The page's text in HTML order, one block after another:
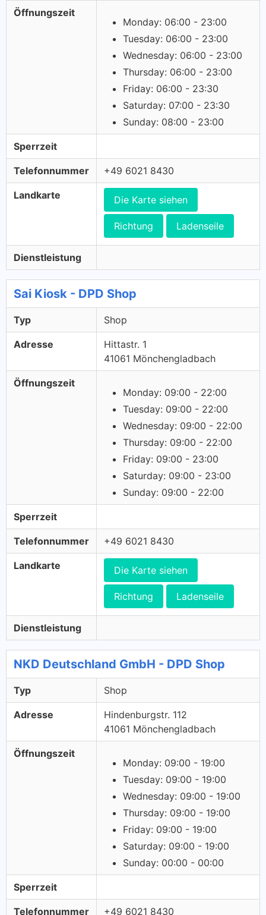
Öffnungszeit
Monday: 06:00 - 23:00
Tuesday: 06:00 - 23:00
Wednesday: 06:00 - 23:00
Thursday: 06:00 - 23:00
Friday: 06:00 - 23:30
Saturday: 07:00 - 23:30
Sunday: 08:00 - 23:00
Sperrzeit
Telefonnummer +49 6021 8430
Landkarte Die Karte siehen
Richtung Ladenseile
Dienstleistung
Sai Kiosk - DPD Shop
Typ Shop
Adresse
Hittastr. 1
41061 Mönchengladbach
Öffnungszeit
Monday: 09:00 - 22:00
Tuesday: 09:00 - 22:00
Wednesday: 09:00 - 22:00
Thursday: 09:00 - 22:00
Friday: 09:00 - 23:00
Saturday: 09:00 - 23:00
Sunday: 09:00 - 22:00
Sperrzeit
Telefonnummer +49 6021 8430
Landkarte Die Karte siehen
Richtung Ladenseile
Dienstleistung
NKD Deutschland GmbH - DPD Shop
Typ Shop
Adresse
Hindenburgstr. 112
41061 Mönchengladbach
Öffnungszeit
Monday: 09:00 - 19:00
Tuesday: 09:00 - 19:00
Wednesday: 09:00 - 19:00
Thursday: 09:00 - 19:00
Friday: 09:00 - 19:00
Saturday: 09:00 - 19:00
Sunday: 00:00 - 00:00
Sperrzeit
Telefonnummer +49 6021 8430